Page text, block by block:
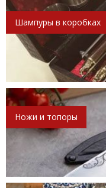
Шампуры в коробках
Ножи и топоры